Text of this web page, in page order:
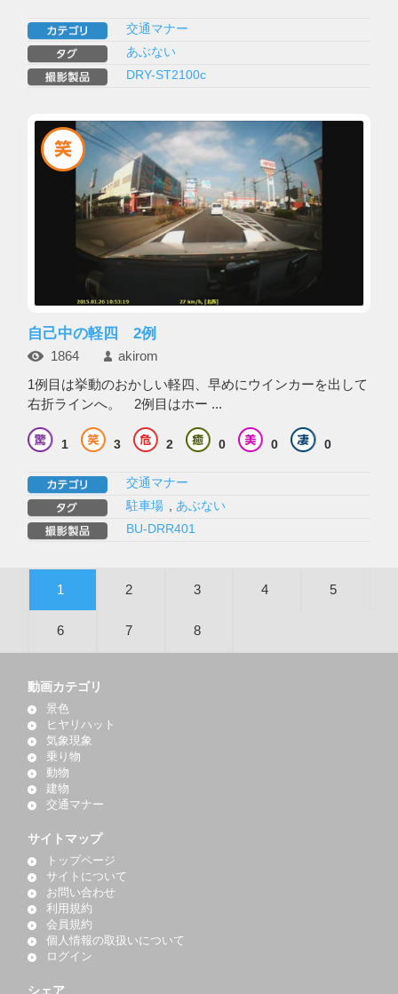
交通マナー
あぶない
DRY-ST2100c
自己中の軽四 2例
1864 akirom
1例目は挙動のおかしい軽四、早めにウインカーを出して
右折ラインへ。 2例目はホー ...
1 3 2 0 0 0
交通マナー
駐車場
あぶない
BU-DRR401
1 2 3 4 5
6 7 8
動画カテゴリ
景色
ヒヤリハット
気象現象
乗り物
動物
建物
交通マナー
サイトマップ
トップページ
サイトについて
お問い合わせ
利用規約
会員規約
個人情報の取扱いについて
ログイン
シェア